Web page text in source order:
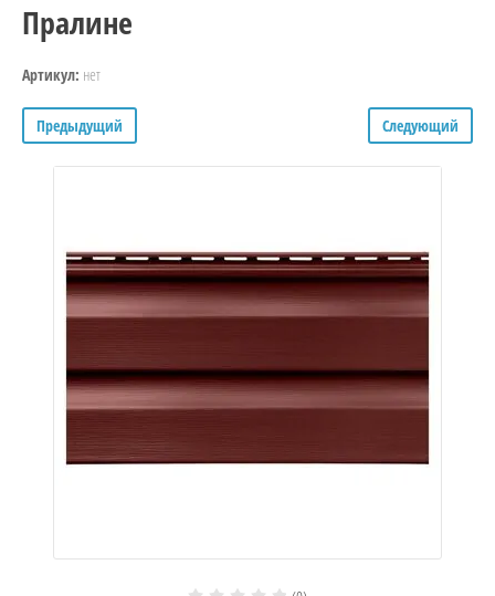
Пралине
Артикул: нет
Предыдущий Следующий